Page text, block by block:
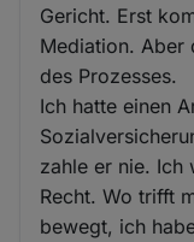
Gericht. Erst
Mediation. Aber
des Prozesses.
Ich hatte einen
zahle er nie. Ich
Recht. Wo trifft
bewegt, ich